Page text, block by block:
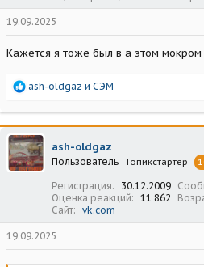
19.09.2025
Кажется я тоже был в а этом мокром
Р
а
к
ц
и
и
ash-oldgaz и СЭМ
ash-oldgaz
Пользователь Топикстартер
Регистрация 30.12.2009
Оценка реакций
11 862
Сайт
vk.com
19.09.2025